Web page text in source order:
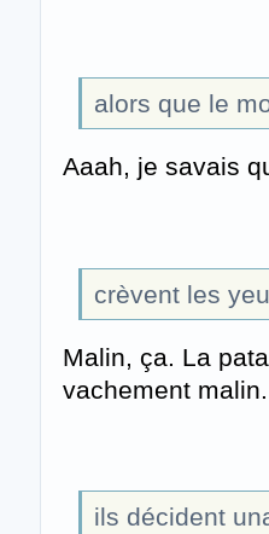
alors que le
Aaah, je savais
crèvent les
Malin, ça. La
vachement malin.
ils décident